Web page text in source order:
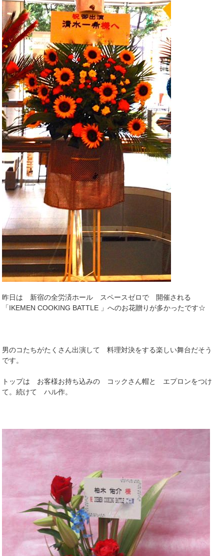
昨日は 新宿の全労済ホール スペースゼロで 開催される
「IKEMEN COOKING BATTLE 」へのお花贈りが多かったです☆
男のコたちがたくさん出演して 料理対決をする楽しい舞台だそう
です。
トップは お客様お持ち込みの コックさん帽と エプロンをつけ
て。続けて ハル作。